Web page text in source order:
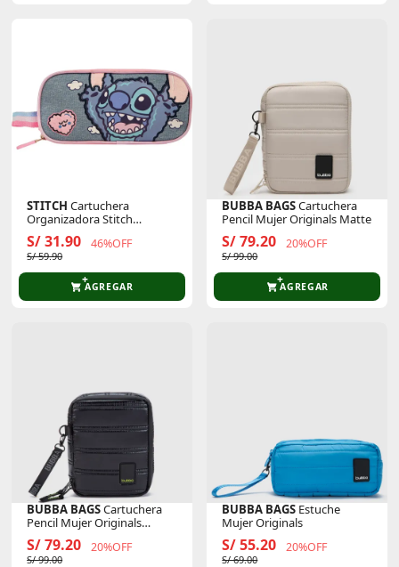
STITCH Cartuchera
Organizadora Stitch
Coleccion C B26
S/ 31.90 46%OFF
S/ 59.90
AGREGAR
BUBBA BAGSCartuchera
Pencil Mujer Originals Matte
S/ 79.20 20%OFF
S/ 99.00
AGREGAR
BUBBA BAGSCartuchera
Pencil Mujer Originals
Classic
S/ 79.20 20%OFF
S/ 99.00
BUBBA BAGS Estuche
Mujer Originals
S/ 55.20 20%OFF
S/ 69.00